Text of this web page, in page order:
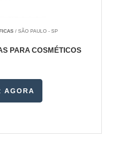
/ SÃO PAULO - SP
PARA COSMÉTICOS
AGORA